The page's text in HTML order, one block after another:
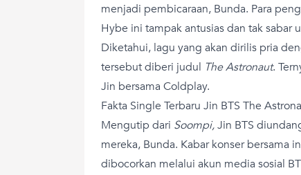
menjadi pembicaraan, Bunda. Para
Hybe ini tampak antusias dan tak sabar
Diketahui, lagu yang akan dirilis pria
tersebut diberi judul The Astronaut.
Jin bersama Coldplay.
Fakta Single Terbaru Jin BTS The
Mengutip dari Soompi,Jin BTS
mereka, Bunda. Kabar konser bersama
dibocorkan melalui akun media sosial